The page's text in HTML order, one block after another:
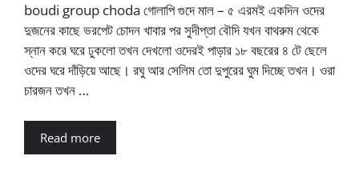
boudi group choda গোলাপি গুদে মাল – ৫ এরমই একদিন ওদের
দুজনের কাছে ভরপেট চোদন খাবার পর সুদীপ্তা বৌদি যখন বাথরুম থেকে
স্নান করে ঘরে ঢুকলো তখন দেখলো ওদেরই পাড়ার ১৮ বছরের ৪ টে ছেলে
ওদের ঘরে দাঁড়িয়ে আছে। রঘু আর সেলিম তো দুপুরের ঘুম দিচ্ছে তখন। ওরা
চারজন তখন …
Read more